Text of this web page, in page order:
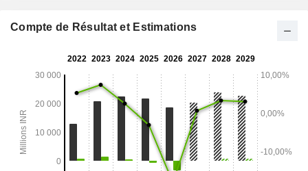
environ 13 000 points de vente répartis entre des boutiques
Compte de Résultat et Estimations